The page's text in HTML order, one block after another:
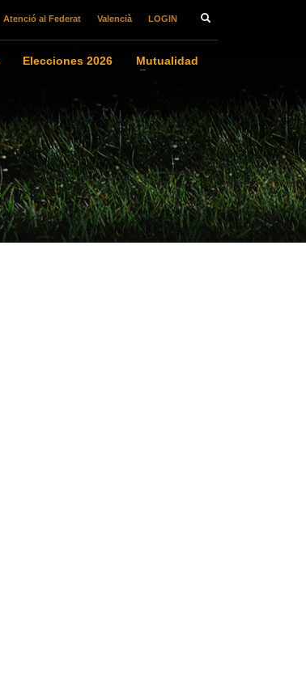
Atenció al Federat Valencià LOGIN
Elecciones 2026
Mutualidad